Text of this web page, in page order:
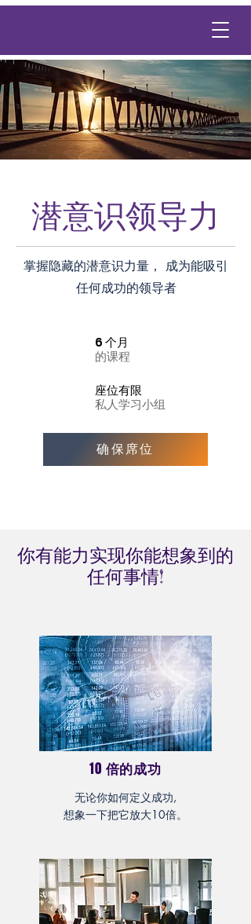
潜意识领导力
掌握隐藏的潜意识力量， 成为能吸引
任何成功的领导者
6 个月
的课程
座位有限
私人学习小组
确保席位
你有能力实现你能想象到的
任何事情!
10 倍的成功
无论你如何定义成功,
想象一下把它放大10倍。